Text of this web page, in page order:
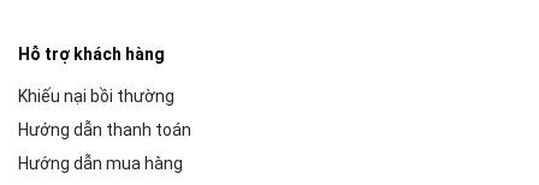
Hỗ trợ khách hàng
Khiếu nại bồi thường
Hướng dẫn thanh toán
Hướng dẫn mua hàng